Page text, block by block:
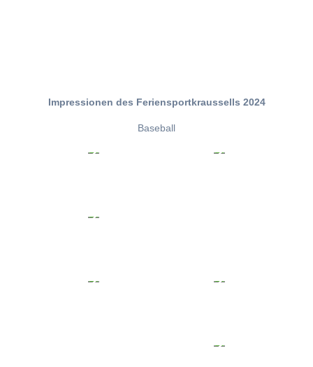
Impressionen des Feriensportkraussells 2024
Baseball